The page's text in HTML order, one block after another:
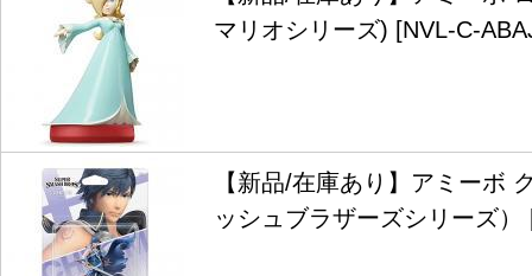
マリオシリーズ) [NVL-C-
【新品/在庫あり】アミーボ
ッシュブラザーズシリーズ）